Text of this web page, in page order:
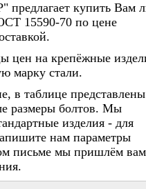
купить Вам
15590-70 по цене
цен на крепёжные
марку стали.
в таблице представлены
размеры болтов. Мы
изделия - для
нам параметры
письме мы пришлём